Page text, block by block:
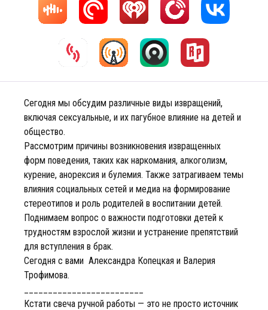
Сегодня мы обсудим различные виды извращений,
включая сексуальные, и их пагубное влияние на детей и
общество.
Рассмотрим причины возникновения извращенных
форм поведения, таких как наркомания, алкоголизм,
курение, анорексия и булемия. Также затрагиваем темы
влияния социальных сетей и медиа на формирование
стереотипов и роль родителей в воспитании детей.
Поднимаем вопрос о важности подготовки детей к
трудностям взрослой жизни и устранение препятствий
для вступления в брак.
Сегодня с вами Александра Копецкая и Валерия
Трофимова.
Кстати свеча ручной работы — это не просто источник